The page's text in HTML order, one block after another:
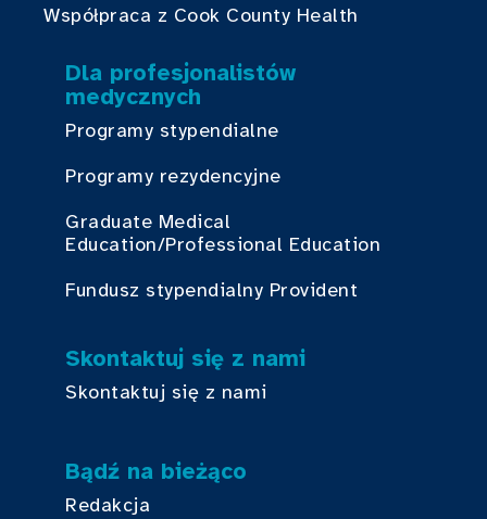
Współpraca z Cook County Health
Dla profesjonalistów
medycznych
Programy stypendialne
Programy rezydencyjne
Graduate Medical
Education/Professional Education
Fundusz stypendialny Provident
Skontaktuj się z nami
Skontaktuj się z nami
Bądź na bieżąco
Redakcja